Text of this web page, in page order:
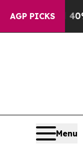
AGP PICKS
40%. Well, it
Menu